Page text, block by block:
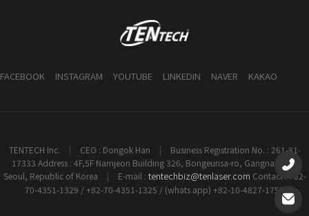
FACEBOOK INSTAGRAM YOUTUBE LINKEDIN NAVER KAKAO
TENTECH Inc. | CEO : Dongok Han |
Business Registration No. : 261-81-
17333 Address : 4F,5F Namjeon Building 326, Bongeunsa-ro, Gangnam-gu,
Seoul, Republic of Korea
| E-mail : tentechbiz@tenlaser.com Contact : +82-
70-4351-1329 / +82-70-4351-1325 / (whats app) +82-10-4827-1753